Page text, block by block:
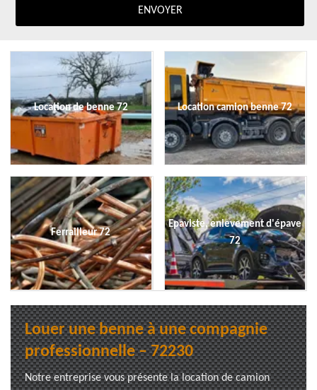
Location de benne 72 Location camion benne 72
Ferrailleur 72
Epaviste, enlevement d'épave
72
Louer une benne à une compagnie
professionnelle – 72230
Notre entreprise vous présente la location de camion